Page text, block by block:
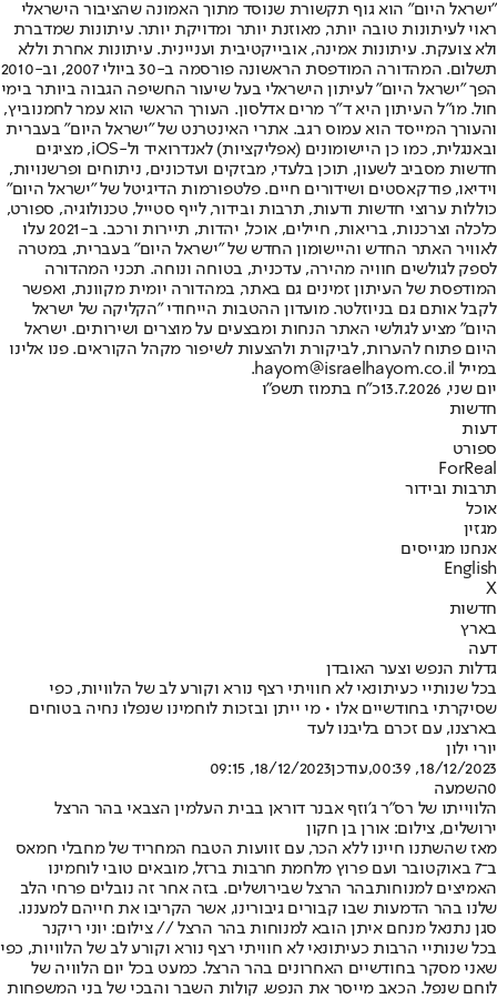
"ישראל היום" הוא גוף תקשורת שנוסד מתוך האמונה שהציבור הישראלי
ראוי לעיתונות טובה יותר, מאוזנת יותר ומדויקת יותר. עיתונות שמדברת
ולא צועקת. עיתונות אמינה, אובייקטיבית ועניינית. עיתונות אחרת וללא
תשלום. המהדורה המודפסת הראשונה פורסמה ב-30 ביולי 2007, וב-2010
הפך "ישראל היום" לעיתון הישראלי בעל שיעור החשיפה הגבוה ביותר בימי
חול. מו"ל העיתון היא ד"ר מרים אדלסון. העורך הראשי הוא עמר לחמנוביץ,
והעורך המייסד הוא עמוס רגב. אתרי האינטרנט של "ישראל היום" בעברית
ובאנגלית, כמו כן היישומונים (אפליקציות) לאנדרואיד ול-iOS, מציגים
חדשות מסביב לשעון, תוכן בלעדי, מבזקים ועדכונים, ניתוחים ופרשנויות,
וידיאו, פודקאסטים ושידורים חיים. פלטפורמות הדיגיטל של "ישראל היום"
כוללות ערוצי חדשות ודעות, תרבות ובידור, לייף סטייל, טכנולוגיה, ספורט,
כלכלה וצרכנות, בריאות, חיילים, אוכל, יהדות, תיירות ורכב. ב-2021 עלו
לאוויר האתר החדש והיישומון החדש של "ישראל היום" בעברית, במטרה
לספק לגולשים חוויה מהירה, עדכנית, בטוחה ונוחה. תכני המהדורה
המודפסת של העיתון זמינים גם באתר, במהדורה יומית מקוונת, ואפשר
לקבל אותם גם בניוזלטר. מועדון ההטבות הייחודי "הקליקה של ישראל
היום" מציע לגולשי האתר הנחות ומבצעים על מוצרים ושירותים. ישראל
היום פתוח להערות, לביקורת ולהצעות לשיפור מקהל הקוראים. פנו אלינו
במייל hayom@israelhayom.co.il.
יום שני, 13.7.2026
כ"ח בתמוז תשפ"ו
חדשות
דעות
ספורט
ForReal
תרבות ובידור
אוכל
מגזין
אנחנו מגייסים
English
X
חדשות
בארץ
דעה
גדלות הנפש וצער האובדן
בכל שנותיי כעיתונאי לא חוויתי רצף נורא וקורע לב של הלוויות, כפי
שסיקרתי בחודשיים אלו • מי ייתן ובזכות לוחמינו שנפלו נחיה בטוחים
בארצנו, עם זכרם בליבנו לעד
יורי ילון
18/12/2023, 00:39
,עודכן18/12/2023, 09:15
0השמעה
הלווייתו של רס"ר ג'וזף אבנר דוראן בבית העלמין הצבאי בהר הרצל
ירושלים, צילום: אורן בן חקון
מאז שהשתנו חיינו ללא הכר, עם זוועות הטבח המחריד של מחבלי חמאס
ב־7 באוקטובר ועם פרוץ מלחמת חרבות ברזל, מובאים טובי לוחמינו
האמיצים למנוחותבהר הרצל שבירושלים. בזה אחר זה נובלים פרחי הלב
שלנו בהר הדמעות שבו קבורים גיבורינו, אשר הקריבו את חייהם למעננו.
סגן נתנאל מנחם איתן הובא למנוחות בהר הרצל // צילום: יוני ריקנר
בכל שנותיי הרבות כעיתונאי לא חוויתי רצף נורא וקורע לב של הלוויות, כפי
שאני מסקר בחודשיים האחרונים בהר הרצל. כמעט בכל יום הלוויה של
לוחם שנפל. הכאב מייסר את הנפש. קולות השבר והבכי של בני המשפחות